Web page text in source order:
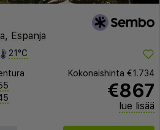
, Espanja
21°C
Kokonaishinta €1.734
€867
lue lisää